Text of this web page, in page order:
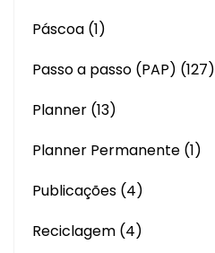
Páscoa (1)
Passo a passo (PAP) (127)
Planner (13)
Planner Permanente (1)
Publicações (4)
Reciclagem (4)